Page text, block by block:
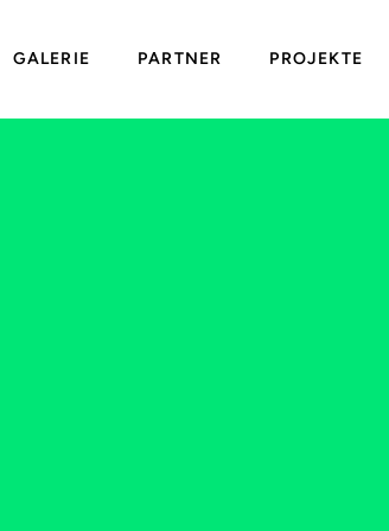
GALERIE PARTNER PROJEKTE